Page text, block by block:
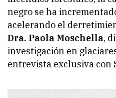
negro se ha
acelerando el
Dra. Paola Moschella,
investigación en
entrevista exclusiva con